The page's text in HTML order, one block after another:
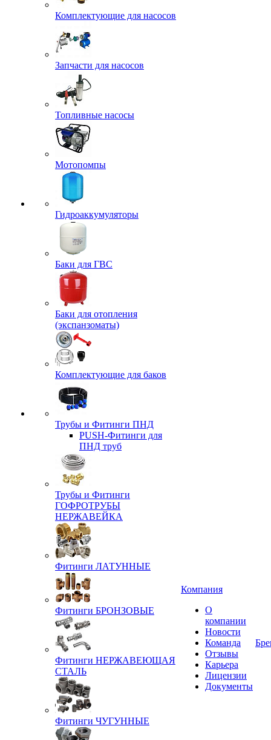
Комплектующие для насосов
Запчасти для насосов
Топливные насосы
Мотопомпы
Гидроаккумуляторы
Баки для ГВС
Баки для отопления
(экспанзоматы)
Комплектующие для баков
Трубы и Фитинги ПНД
PUSH-Фитинги для
ПНД труб
Трубы и Фитинги
ГОФРОТРУБЫ
НЕРЖАВЕЙКА
Фитинги ЛАТУННЫЕ
Фитинги БРОНЗОВЫЕ
Фитинги НЕРЖАВЕЮЩАЯ
СТАЛЬ
Фитинги ЧУГУННЫЕ
Компания
О
компании
Новости
Команда
Отзывы
Карьера
Лицензии
Документы